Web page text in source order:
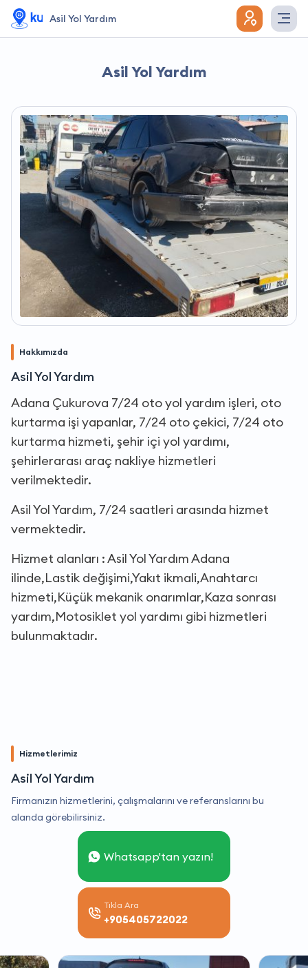
Asil Yol Yardım
Asil Yol Yardım
Hakkımızda
Asil Yol Yardım
Adana Çukurova 7/24 oto yol yardım işleri, oto
kurtarma işi yapanlar, 7/24 oto çekici, 7/24 oto
kurtarma hizmeti, şehir içi yol yardımı,
şehirlerarası araç nakliye hizmetleri
verilmektedir.
Asil Yol Yardım, 7/24 saatleri arasında hizmet
vermektedir.
Hizmet alanları : Asil Yol Yardım Adana
ilinde,Lastik değişimi,Yakıt ikmali,Anahtarcı
hizmeti,Küçük mekanik onarımlar,Kaza sonrası
yardım,Motosiklet yol yardımı gibi hizmetleri
bulunmaktadır.
Hizmetlerimiz
Asil Yol Yardım
Firmanızın hizmetlerini, çalışmalarını ve referanslarını bu
alanda görebilirsiniz.
Whatsapp'tan yazın!
Tıkla Ara
+905405722022